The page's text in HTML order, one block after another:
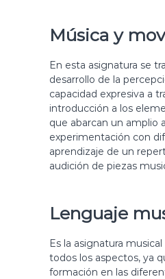
o
y
p
r
o
d
u
c
t
a
a
í
Música y
En esta asignatura se
desarrollo de la
capacidad expresiva a
introducción a los
que abarcan un amplio
experimentación con
aprendizaje de un
audición de piezas
Lenguaje
Es la asignatura
todos los aspectos, ya
formación en las